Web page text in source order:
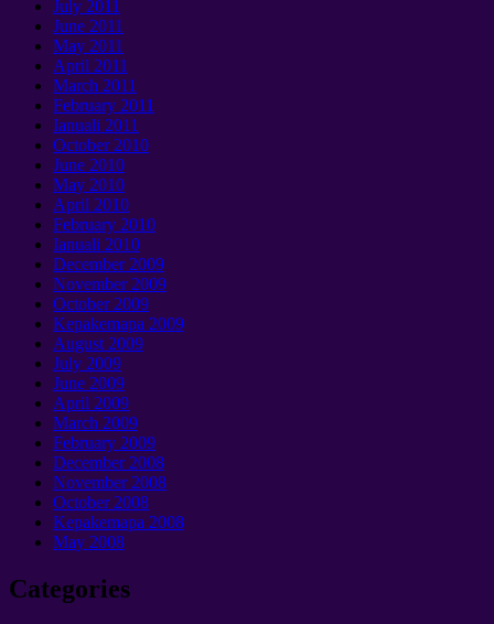
July 2011
June 2011
May 2011
April 2011
March 2011
February 2011
Ianuali 2011
October2010
June 2010
May 2010
April 2010
February 2010
Ianuali 2010
December2009
November2009
October2009
Kepakemapa 2009
August 2009
July 2009
June 2009
April 2009
March 2009
February 2009
December2008
November2008
October2008
Kepakemapa 2008
May 2008
Categories